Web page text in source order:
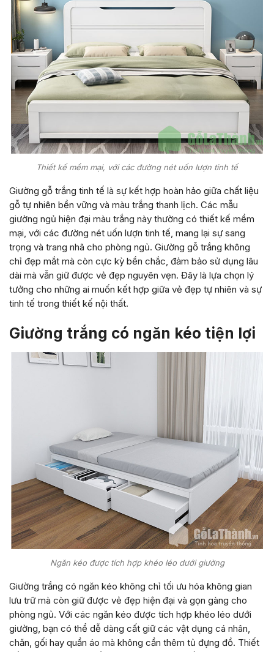
Thiết kế mềm mại, với các đường nét uốn lượn tinh tế
Giường gỗ trắng tinh tế là sự kết hợp hoàn hảo giữa chất liệu
gỗ tự nhiên bền vững và màu trắng thanh lịch. Các mẫu
giường ngủ hiện đại màu trắng này thường có thiết kế mềm
mại, với các đường nét uốn lượn tinh tế, mang lại sự sang
trọng và trang nhã cho phòng ngủ. Giường gỗ trắng không
chỉ đẹp mắt mà còn cực kỳ bền chắc, đảm bảo sử dụng lâu
dài mà vẫn giữ được vẻ đẹp nguyên vẹn. Đây là lựa chọn lý
tưởng cho những ai muốn kết hợp giữa vẻ đẹp tự nhiên và sự
tinh tế trong thiết kế nội thất.
Giường trắng có ngăn kéo tiện lợi
Ngăn kéo được tích hợp khéo léo dưới giường
Giường trắng có ngăn kéo không chỉ tối ưu hóa không gian
lưu trữ mà còn giữ được vẻ đẹp hiện đại và gọn gàng cho
phòng ngủ. Với các ngăn kéo được tích hợp khéo léo dưới
giường, bạn có thể dễ dàng cất giữ các vật dụng cá nhân,
chăn, gối hay quần áo mà không cần thêm tủ đựng đồ. Thiết